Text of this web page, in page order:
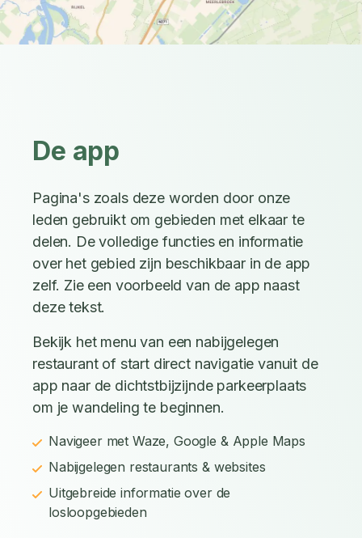
De app
Pagina's zoals deze worden door onze
leden gebruikt om gebieden met elkaar te
delen. De volledige functies en informatie
over het gebied zijn beschikbaar in de app
zelf. Zie een voorbeeld van de app naast
deze tekst.
Bekijk het menu van een nabijgelegen
restaurant of start direct navigatie vanuit de
app naar de dichtstbijzijnde parkeerplaats
om je wandeling te beginnen.
Navigeer met Waze, Google & Apple Maps
Nabijgelegen restaurants & websites
Uitgebreide informatie over de
losloopgebieden